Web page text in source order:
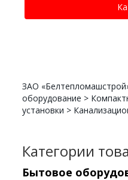
ЗАО
оборудование >
установки >
Категории
Бытовое